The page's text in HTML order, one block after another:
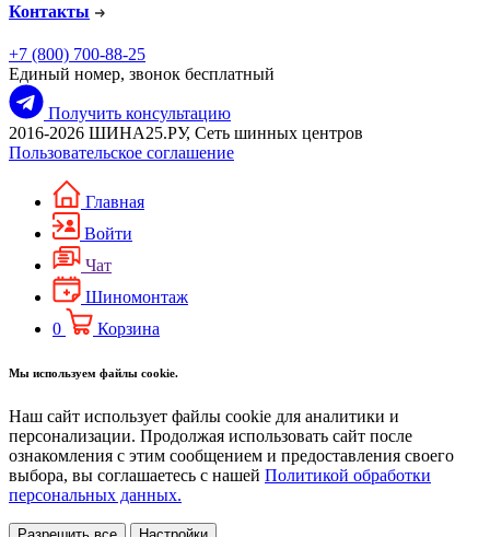
Контакты
+7 (800) 700-88-25
Единый номер, звонок бесплатный
Получить консультацию
2016-2026 ШИНА25.РУ, Сеть шинных центров
Пользовательское соглашение
Главная
Войти
Чат
Шиномонтаж
0
Корзина
Мы используем файлы cookie.
Наш сайт использует файлы cookie для аналитики и
персонализации. Продолжая использовать сайт после
ознакомления с этим сообщением и предоставления своего
выбора, вы соглашаетесь с нашей Политикой обработки
персональных данных.